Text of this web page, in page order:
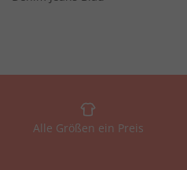
Alle Größen ein Preis